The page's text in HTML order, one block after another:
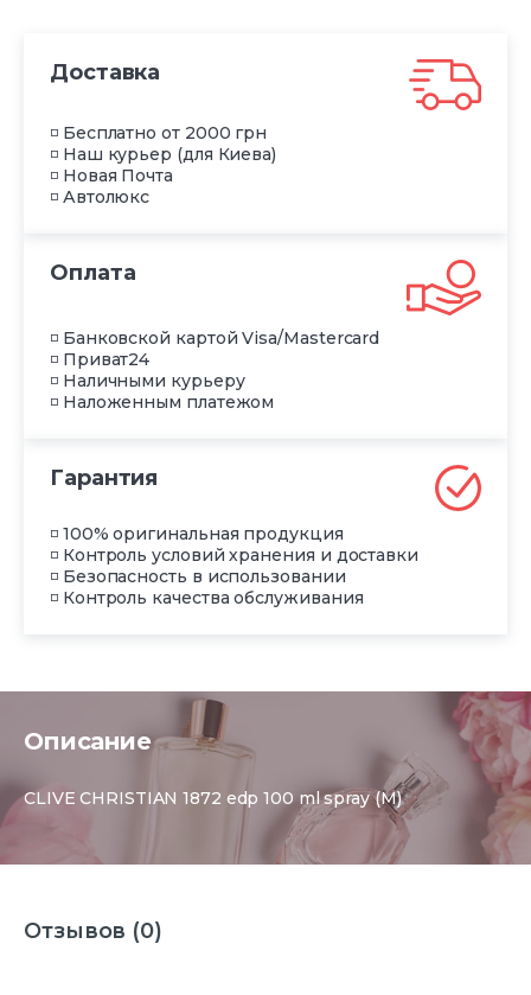
Доставка
◽ Бесплатно от 2000 грн
◽ Наш курьер (для Киева)
◽ Новая Почта
◽ Автолюкс
Оплата
◽ Банковской картой Visa/Mastercard
◽ Приват24
◽ Наличными курьеру
◽ Наложенным платежом
Гарантия
◽ 100% оригинальная продукция
◽ Контроль условий хранения и доставки
◽ Безопасность в использовании
◽ Контроль качества обслуживания
Описание
CLIVE CHRISTIAN 1872 edp 100 ml spray (M)
Отзывов (0)